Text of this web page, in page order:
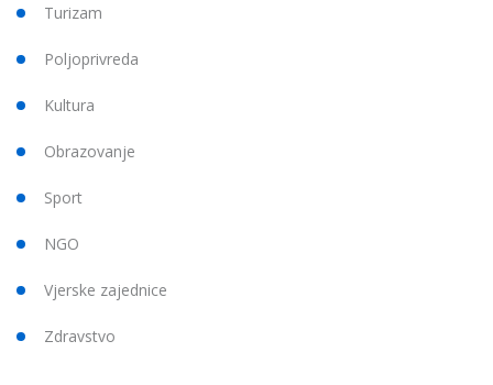
Turizam
Poljoprivreda
Kultura
Obrazovanje
Sport
NGO
Vjerske zajednice
Zdravstvo